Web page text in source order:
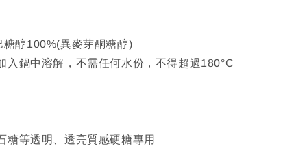
糖醇100%(異麥芽酮糖醇)
入鍋中溶解，不需任何水份，不得超過180°C
糖等透明、透亮質感硬糖專用